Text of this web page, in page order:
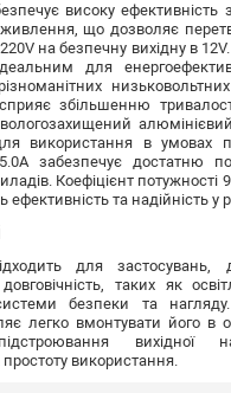
високу ефективність
що дозволяє
на безпечну вихідну в
для
збільшенню
використання в умовах
забезпечує достатню
Коефіцієнт потужності
ефективність та надійність у
для застосувань,
таких як
безпеки та
легко вмонтувати його в
вихідної
простоту використання.